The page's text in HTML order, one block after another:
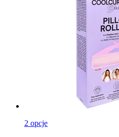
2 opcje